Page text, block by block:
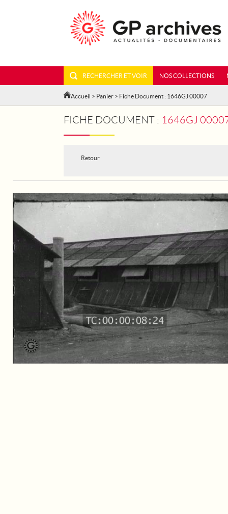
RECHERCHER ET VOIR NOS COLLECTIONS
Accueil > Panier > Fiche Document : 1646GJ 00007
FICHE DOCUMENT : 1646GJ 00007 - APRES LA
Retour